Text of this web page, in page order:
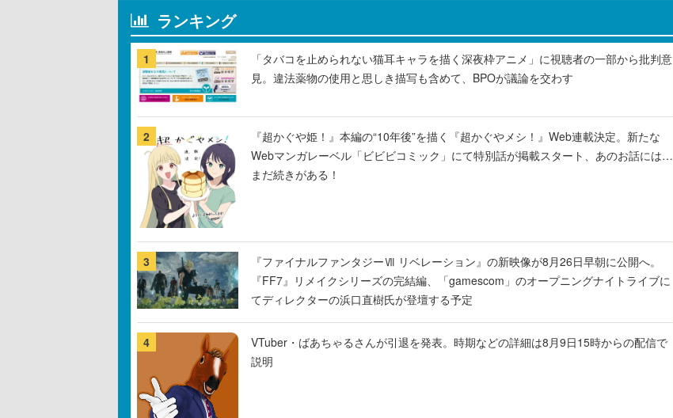
ランキング
1
「タバコを止められない猫耳キャラを描く深夜枠アニメ」に視聴者の一部から批判意
見。違法薬物の使用と思しき描写も含めて、BPOが議論を交わす
2
『超かぐや姫！』本編の“10年後”を描く『超かぐやメシ！』Web連載決定。新たな
Webマンガレーベル「ビビビコミック」にて特別話が掲載スタート、あのお話には…
まだ続きがある！
3
『ファイナルファンタジーⅦ リベレーション』の新映像が8月26日早朝に公開へ。
『FF7』リメイクシリーズの完結編、「gamescom」のオープニングナイトライブに
てディレクターの浜口直樹氏が登壇する予定
4
VTuber・ばあちゃるさんが引退を発表。時期などの詳細は8月9日15時からの配信で
説明